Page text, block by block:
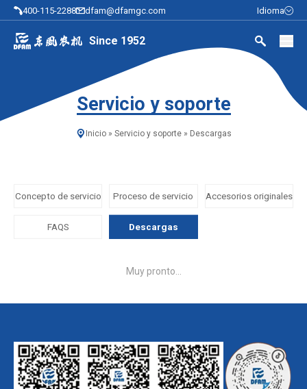
400-115-2288 dfam@dfamgc.com Idioma
Since 1952
Servicio y soporte
Inicio» Servicio y soporte» Descargas
Concepto de servicio Proceso de servicio Accesorios originales
FAQS Descargas
Muy pronto...